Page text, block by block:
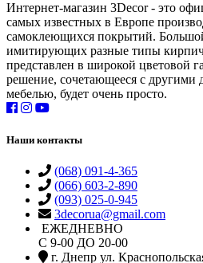
Интернет-магазин 3Decor - это
самых известных в Европе
самоклеющихся покрытий.
имитирующих разные типы
представлен в широкой цветовой
решение, сочетающееся с другими
мебелью, будет очень просто.
Наши контакты
(068) 091-4-365
(066) 603-2-890
(093) 025-0-945
3decorua@gmail.com
ЕЖЕДНЕВНО
С 9-00 ДО 20-00
г. Днепр ул.